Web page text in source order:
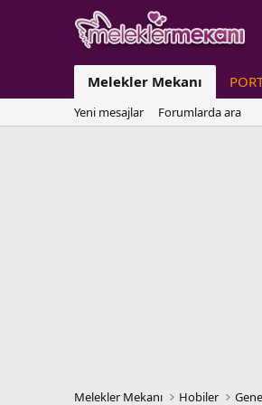
Melekler Mekanı
Yeni mesajlar Forumlarda ara
Melekler Mekanı Hobiler